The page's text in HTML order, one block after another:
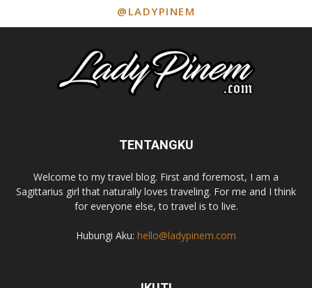
@LADYPINEM
TENTANGKU
Welcome to my travel blog. First and foremost, I am a
Sagittarius girl that naturally loves traveling. For me and I think
for everyone else, to travel is to live.
Hubungi Aku: hello@ladypinem.com